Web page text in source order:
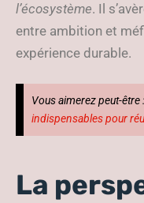
l’écosystème. Il
entre ambition et
expérience durable.
Vous aimerez peut-être :
indispensables pour
La